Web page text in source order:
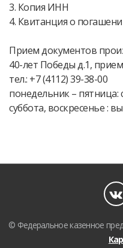
3. Копия ИНН
4. Квитанция о
Прием документов
40-лет Победы д.1,
тел.: +7 (4112) 39-38-00
понедельник – пятница:
суббота, воскресенье :
© Федеральное казенное